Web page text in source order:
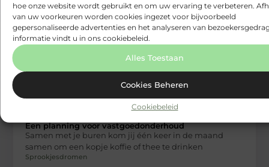
hoe onze website wordt gebruikt en om uw ervaring te verbeteren.
van uw voorkeuren worden cookies ingezet voor bijvoorbeeld
gepersonaliseerde advertenties en het analyseren van
informatie vindt u in ons cookiebeleid.
Alles Toestaan
Cookies Beheren
Cookiebeleid
SOCIETY / HOLIDAYS
Een planning voor vastgoedonderhoud
Samen met je buren kom jij één keer in de maand
samen om een kopje koffie of thee te drinken
Sprookjesdromen